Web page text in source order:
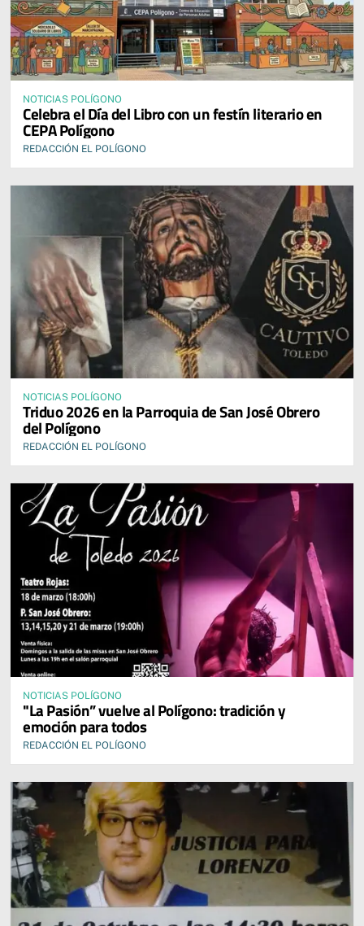
NOTICIAS POLÍGONO
Celebra el Día del Libro con un festín literario en
CEPA Polígono
REDACCIÓN EL POLÍGONO
NOTICIAS POLÍGONO
Triduo 2026 en la Parroquia de San José Obrero
del Polígono
REDACCIÓN EL POLÍGONO
NOTICIAS POLÍGONO
"La Pasión” vuelve al Polígono: tradición y
emoción para todos
REDACCIÓN EL POLÍGONO